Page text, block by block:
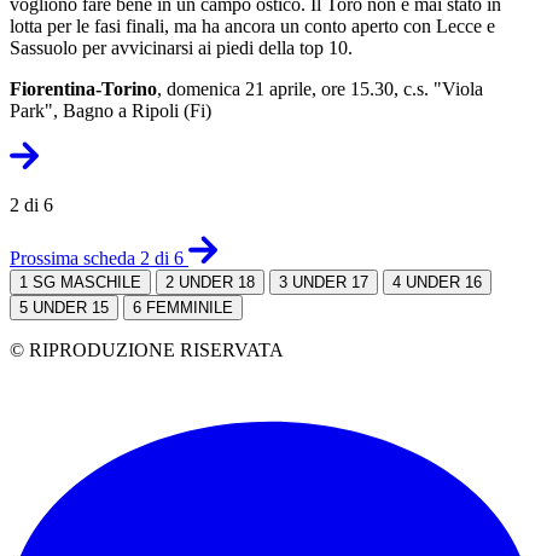
lotta per le fasi finali, ma ha ancora un conto aperto con Lecce e
Sassuolo per avvicinarsi ai piedi della top 10.
Fiorentina-Torino, domenica 21 aprile, ore 15.30, c.s. "Viola
Park", Bagno a Ripoli (Fi)
2 di 6
Prossima scheda 2 di 6
1 SG MASCHILE 2 UNDER 18 3 UNDER 17 4 UNDER 16
5 UNDER 15 6 FEMMINILE
© RIPRODUZIONE RISERVATA